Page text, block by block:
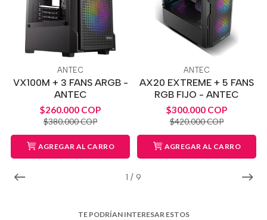
1 / 9
ANTEC
VX100M + 3 FANS ARGB -
ANTEC
$260.000 COP
$380.000 COP
AGREGAR AL CARRO
ANTEC
AX20 EXTREME + 5 FANS
RGB FIJO - ANTEC
$300.000 COP
$420.000 COP
AGREGAR AL CARRO
TE PODRÍAN INTERESAR ESTOS